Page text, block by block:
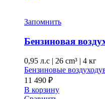
Запомнить
Бензиновая
0,95 л.с | 26 cm³ | 4 кг
Бензиновые
11 490 ₽
В корзину